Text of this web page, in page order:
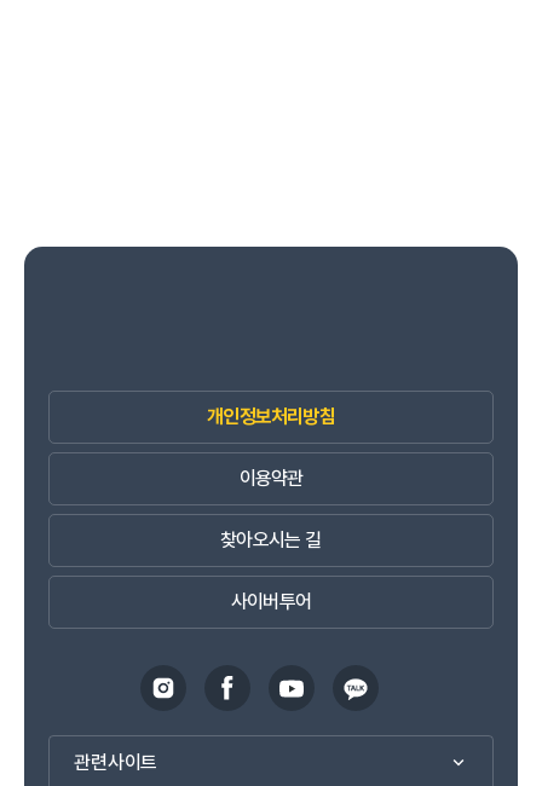
개인정보처리방침
이용약관
찾아오시는 길
사이버투어
관련사이트